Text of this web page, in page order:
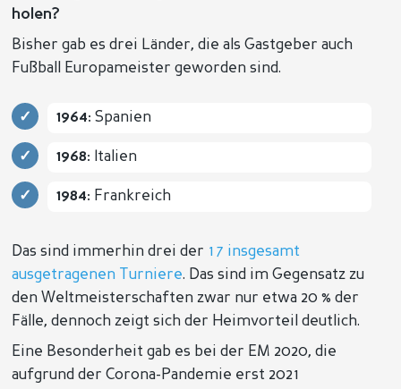
holen?
Bisher gab es drei Länder, die als Gastgeber auch
Fußball Europameister geworden sind.
1964: Spanien
1968: Italien
1984: Frankreich
Das sind immerhin drei der 17 insgesamt
ausgetragenen Turniere. Das sind im Gegensatz zu
den Weltmeisterschaften zwar nur etwa 20 % der
Fälle, dennoch zeigt sich der Heimvorteil deutlich.
Eine Besonderheit gab es bei der EM 2020, die
aufgrund der Corona-Pandemie erst 2021